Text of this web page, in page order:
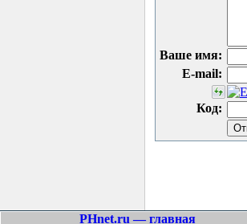
Ваше имя:
E-mail:
Код:
PHnet.ru — главная